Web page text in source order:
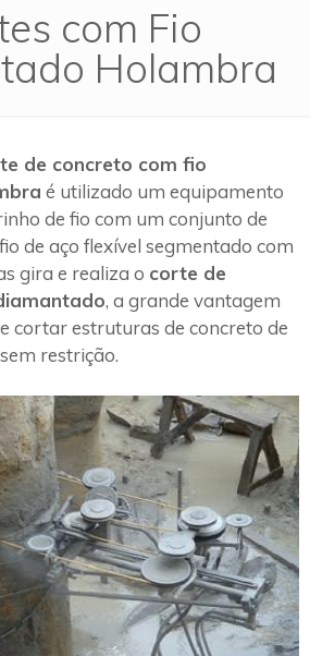
com Fio
Holambra
de concreto com fio
é utilizado um equipamento
de fio com um conjunto de
de aço flexível segmentado com
gira e realiza o corte de
, a grande vantagem
cortar estruturas de concreto de
restrição.